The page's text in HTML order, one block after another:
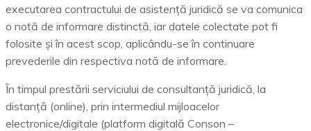
executarea contractului de asistență juridică se va comunica
o notă de informare distinctă, iar datele colectate pot fi
folosite și în acest scop, aplicându-se în continuare
prevederile din respectiva notă de informare.
În timpul prestării serviciului de consultanță juridică, la
distanță (online), prin intermediul mijloacelor
electronice/digitale (platform digitală Conson –